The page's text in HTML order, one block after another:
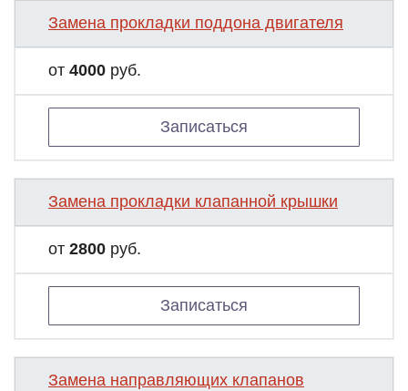
Замена прокладки поддона двигателя
от 4000 руб.
Записаться
Замена прокладки клапанной крышки
от 2800 руб.
Записаться
Замена направляющих клапанов